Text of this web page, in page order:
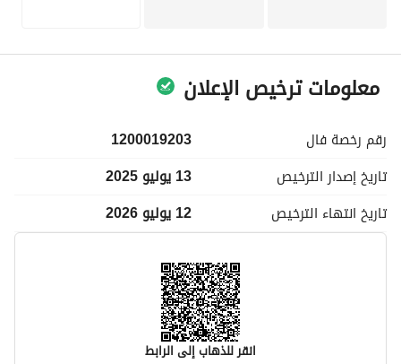
معلومات ترخيص الإعلان
رقم رخصة فال
1200019203
تاريخ إصدار الترخيص
13 يوليو 2025
تاريخ انتهاء الترخيص 12 يوليو 2026
انقر للذهاب إلى الرابط